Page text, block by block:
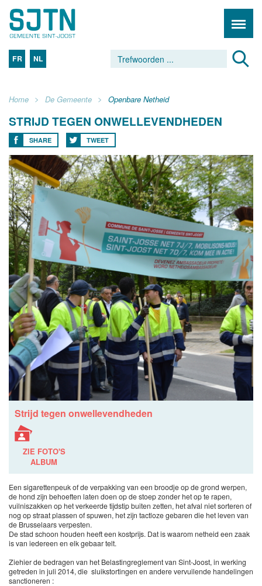
FR NL
Home De Gemeente Openbare Netheid
STRIJD TEGEN ONWELLEVENDHEDEN
SHARE TWEET
Strijd tegen onwellevendheden
ZIE FOTO'S
ALBUM
Een sigarettenpeuk of de verpakking van een broodje op de grond werpen,
de hond zijn behoeften laten doen op de stoep zonder het op te rapen,
vuilniszakken op het verkeerde tijdstip buiten zetten, het afval niet sorteren of
nog op straat plassen of spuwen, het zijn tactloze gebaren die het leven van
de Brusselaars verpesten.
De stad schoon houden heeft een kostprijs. Dat is waarom netheid een zaak
is van iedereen en elk gebaar telt.
Ziehier de bedragen van het Belastingreglement van Sint-Joost, in werking
getreden in juli 2014, die sluikstortingen en andere vervuilende handelingen
sanctioneren :